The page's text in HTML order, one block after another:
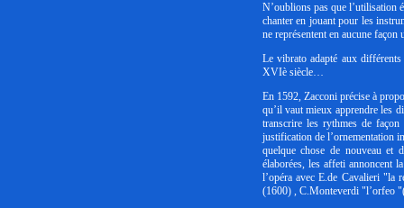
N’oublions pas que l’utilisation
chanter en jouant pour les
ne représentent en aucune
Le vibrato adapté aux
XVIè siècle…
En 1592, Zacconi précise à
qu’il vaut mieux apprendre les
transcrire les rythmes de
justification de l’ornementation
quelque chose de nouveau et
élaborées, les affeti annoncent
l’opéra avec E.de Cavalieri
(1600) , C.Monteverdi "l’orfeo